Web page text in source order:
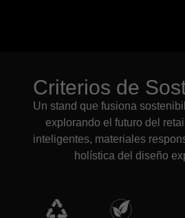
Criterios de
Un stand que fusiona
explorando el futuro del
inteligentes, materiales
holística del diseño